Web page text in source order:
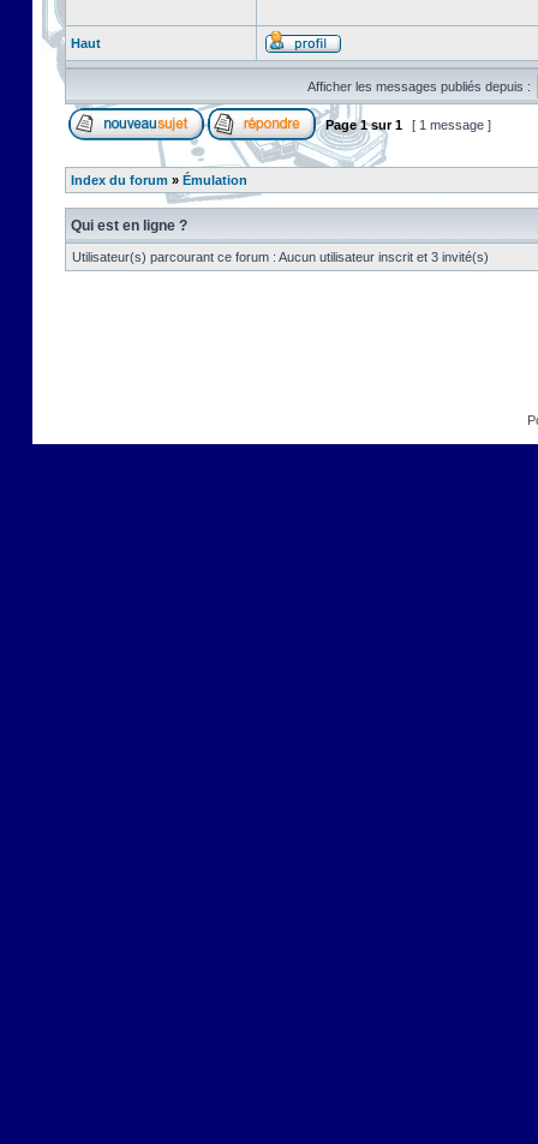
Haut
Afficher les messages publiés depuis :
Page1sur1 [ 1 message ]
Index du forum » Émulation
Qui est en ligne ?
Utilisateur(s) parcourant ce forum : Aucun utilisateur inscrit et 3 invité(s)